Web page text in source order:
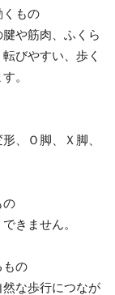
もの
や筋肉、ふくら
びやすい、歩く
。
、Ｏ脚、Ｘ脚、
の
きません。
もの
な歩行につなが